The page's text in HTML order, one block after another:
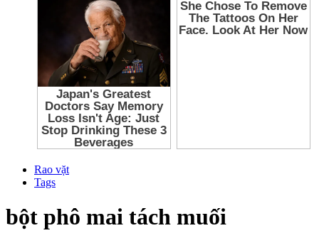
Rao vặt
Tags
bột phô mai tách muối